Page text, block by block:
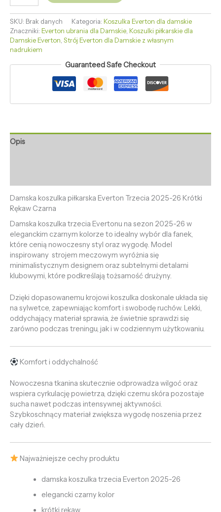
SKU: Brak danych Kategoria: Koszulka Everton dla damskie
Znaczniki: Everton ubrania dla Damskie, Koszulki piłkarskie dla
Damskie Everton, Strój Everton dla Damskie z własnym
nadrukiem
Guaranteed Safe Checkout
Opis
Damska koszulka piłkarska Everton Trzecia 2025-26 Krótki
Rękaw Czarna
Damska koszulka trzecia Evertonu na sezon 2025-26 w
eleganckim czarnym kolorze to idealny wybór dla fanek,
które cenią nowoczesny styl oraz wygodę. Model
inspirowany strojem meczowym wyróżnia się
minimalistycznym designem oraz subtelnymi detalami
klubowymi, które podkreślają tożsamość drużyny.
Dzięki dopasowanemu krojowi koszulka doskonale układa się
na sylwetce, zapewniając komfort i swobodę ruchów. Lekki,
oddychający materiał sprawia, że świetnie sprawdzi się
zarówno podczas treningu, jak i w codziennym użytkowaniu.
Komfort i oddychalność
Nowoczesna tkanina skutecznie odprowadza wilgoć oraz
wspiera cyrkulację powietrza, dzięki czemu skóra pozostaje
sucha nawet podczas intensywnej aktywności.
Szybkoschnący materiał zwiększa wygodę noszenia przez
cały dzień.
Najważniejsze cechy produktu
damska koszulka trzecia Everton 2025-26
elegancki czarny kolor